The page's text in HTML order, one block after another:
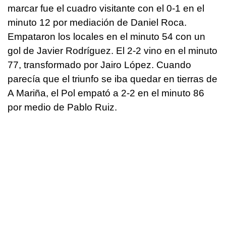
marcar fue el cuadro visitante con el 0-1 en el
minuto 12 por mediación de Daniel Roca.
Empataron los locales en el minuto 54 con un
gol de Javier Rodríguez. El 2-2 vino en el minuto
77, transformado por Jairo López. Cuando
parecía que el triunfo se iba quedar en tierras de
A Mariña, el Pol empató a 2-2 en el minuto 86
por medio de Pablo Ruiz.